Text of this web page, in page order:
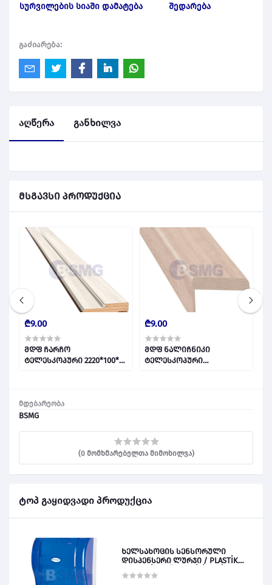
სურვილების სიაში დამატება შედარება
გაძიარება:
მდებარეობა
BSMG
(0 მომხმარებელთა მიმოხილვა)
ტოპ გაყიდვადი პროდუქცია
ხელსახოცის სენსორული
დისპენსერი ლურჯი / PLASTİK
აღწერა განხილვა
მსგავსი პროდუქცია
₾9.00
მდფ ჩარჩო
ტელესკოპური 2220*100*32
₾9.00
მდფ ნალიჩნიკი
ტელესკოპური